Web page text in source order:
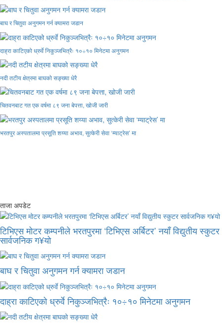
बाघ र चितुवा अनुगमन गर्न क्यामरा जडान
दाह्रा काटिएको ध्रुर्वे निकुञ्जभित्रैः १०÷१० मिनेटमा अनुगमन
नदी तटीय क्षेत्रमा बाघको सङ्ख्या धेरै
चितवनबाट गत एक वर्षमा ८९ जना बेपत्ता, खोजी जारी
भरतपुर अस्पतालमा प्रसूति शय्या अभाव, सुत्केरी सेवा ‘म्याट्रेस’ मा
ताजा अपडेट
टिभिएस मोटर कम्पनीले भरतपुरमा ‘टिभिएस अर्बिटर’ नयाँ विद्युतीय स्कुटर
सार्वजनिक ग¥यो
बाघ र चितुवा अनुगमन गर्न क्यामरा जडान
दाह्रा काटिएको ध्रुर्वे निकुञ्जभित्रैः १०÷१० मिनेटमा अनुगमन